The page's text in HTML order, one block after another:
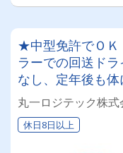
★中型免許でＯＫ
ラーでの回送ド
なし、定年後も
日勤業務のみで土
上！プライベート
丸一ロジテック株
休日8日以上